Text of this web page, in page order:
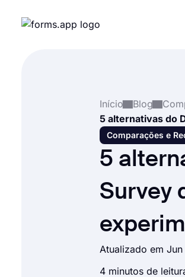
Início Blog
Comparações e
5
Survey
Atualizado em
4 minutos de